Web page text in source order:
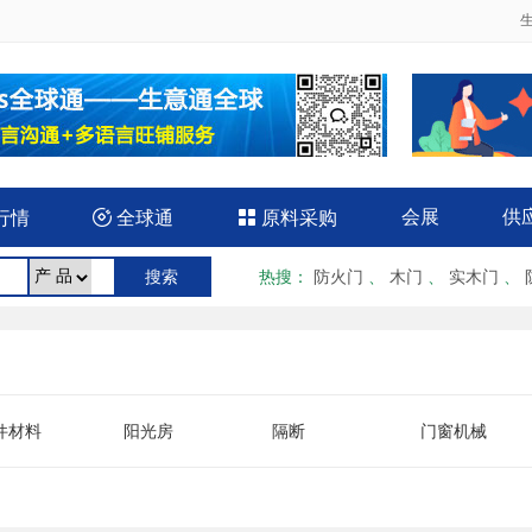
情  全球通  原料采购 会展 供
热搜 ： 防火门 木门 实木门
材料 阳光房 隔断 门窗机械